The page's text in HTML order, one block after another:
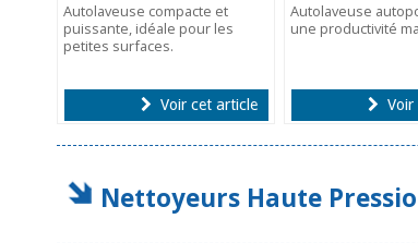
Autolaveuse compacte et
puissante, idéale pour les
petites surfaces.
Voir cet article
Autolaveuse
une productivité
Voir
Nettoyeurs Haute